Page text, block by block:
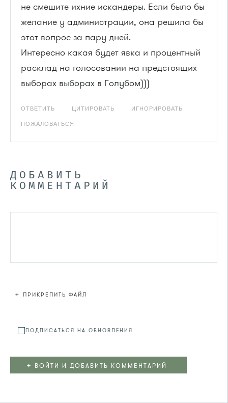
не смешите ихние искандеры. Если было бы
желание у администрации, она решила бы
этот вопрос за пару дней.
Интересно какая будет явка и процентный
расклад на голосовании на предстоящих
выборах выборах в Голубом)))
ОТВЕТИТЬ ЦИТИРОВАТЬ ИГНОРИРОВАТЬ
ПОЖАЛОВАТЬСЯ
ДОБАВИТЬ
КОММЕНТАРИЙ
+ ПРИКРЕПИТЬ ФАЙЛ
ПОДПИСАТЬСЯ НА ОБНОВЛЕНИЯ
+ ВОЙТИ И ДОБАВИТЬ КОММЕНТАРИЙ